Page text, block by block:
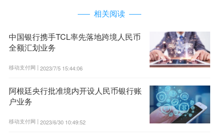
相关阅读
中国银行携手TCL率先落地跨境人民币
全额汇划业务
移动支付网 | 2023/7/5 15:44:06
阿根廷央行批准境内开设人民币银行账
户业务
移动支付网 | 2023/6/30 10:49:52